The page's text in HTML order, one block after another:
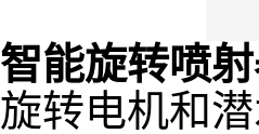
智能旋转喷
旋转电机和